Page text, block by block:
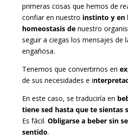
primeras cosas que hemos de
confiar en nuestro instinto y en
homeostasis de nuestro
seguir a ciegas los mensajes de
engañosa.
Tenemos que convertirnos en
de sus necesidades e i
En este caso, se traduciría en
tiene sed hasta que te sientas
Es fácil. Obligarse a beber sin
sentido.